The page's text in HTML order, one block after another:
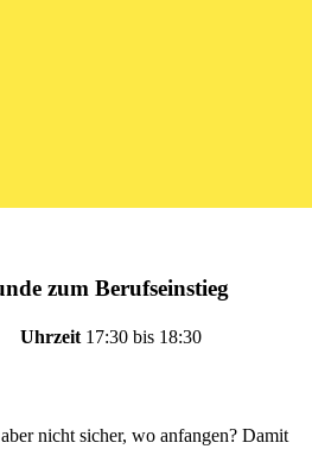
zum Berufseinstieg
Uhrzeit 17:30 bis 18:30
nicht sicher, wo anfangen? Damit